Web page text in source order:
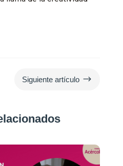
Siguiente artículo $